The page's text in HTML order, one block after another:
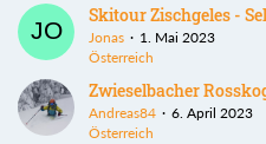
Skitour Zischgeles -
Jonas
1. Mai 2023
Österreich
Zwieselbacher
Andreas84
6. April 2023
Österreich